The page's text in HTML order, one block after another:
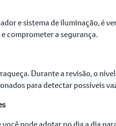
e sistema de iluminação, é
comprometer a segurança.
Durante a revisão, o
para detectar possíveis
pode adotar no dia a dia